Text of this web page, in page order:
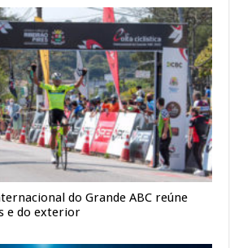
do Grande ABC reúne
e do exterior